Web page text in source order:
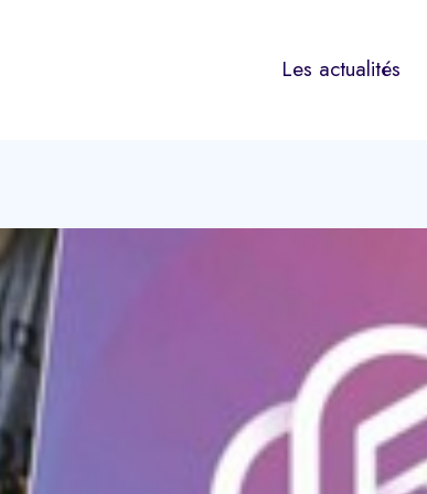
Les actualités